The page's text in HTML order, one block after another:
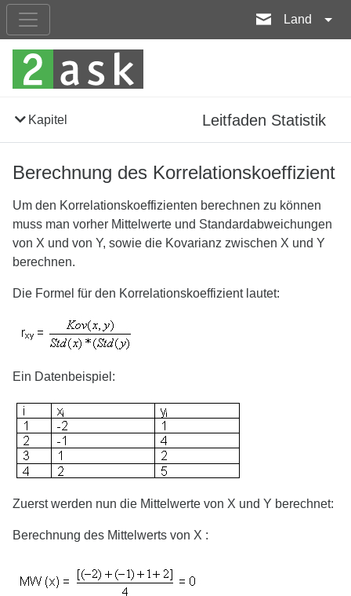
Land
Kapitel Leitfaden Statistik
Berechnung des Korrelationskoeffizient
Um den Korrelationskoeffizienten berechnen zu können
muss man vorher Mittelwerte und Standardabweichungen
von X und von Y, sowie die Kovarianz zwischen X und Y
berechnen.
Die Formel für den Korrelationskoeffizient lautet:
Ein Datenbeispiel:
Zuerst werden nun die Mittelwerte von X und Y berechnet:
Berechnung des Mittelwerts von X :